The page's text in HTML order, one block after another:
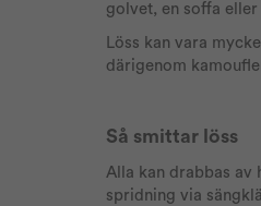
golvet, en soffa
Löss kan vara
därigenom
Så smittar löss
Alla kan drabbas av
spridning via